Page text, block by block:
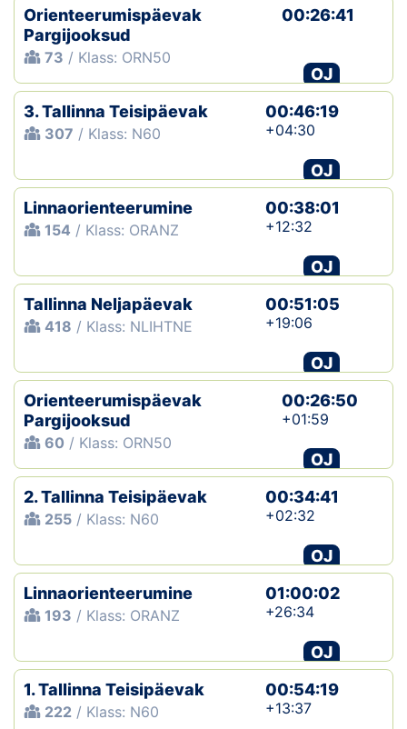
Orienteerumispäevak
Pargijooksud
73 / Klass: ORN50
00:26:41
OJ
3. Tallinna Teisipäevak
307 / Klass: N60
00:46:19
+04:30
OJ
Linnaorienteerumine
154 / Klass: ORANZ
00:38:01
+12:32
OJ
Tallinna Neljapäevak
418 / Klass: NLIHTNE
00:51:05
+19:06
OJ
Orienteerumispäevak
Pargijooksud
60 / Klass: ORN50
00:26:50
+01:59
OJ
2. Tallinna Teisipäevak
255 / Klass: N60
00:34:41
+02:32
OJ
Linnaorienteerumine
193 / Klass: ORANZ
01:00:02
+26:34
OJ
1. Tallinna Teisipäevak
222 / Klass: N60
00:54:19
+13:37